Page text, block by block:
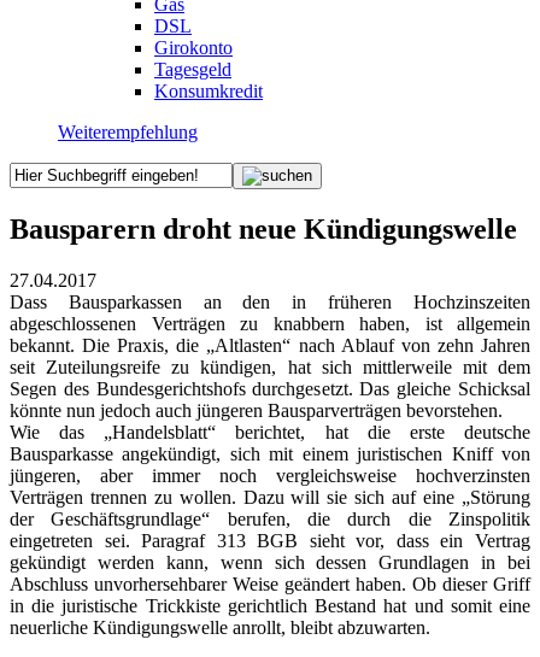
DSL
Girokonto
Tagesgeld
Konsumkredit
Weiterempfehlung
Bausparern droht neue Kündigungswelle
27.04.2017
Dass Bausparkassen an den in früheren Hochzinszeiten
abgeschlossenen Verträgen zu knabbern haben, ist allgemein
bekannt. Die Praxis, die „Altlasten“ nach Ablauf von zehn Jahren
seit Zuteilungsreife zu kündigen, hat sich mittlerweile mit dem
Segen des Bundesgerichtshofs durchgesetzt. Das gleiche Schicksal
könnte nun jedoch auch jüngeren Bausparverträgen bevorstehen.
Wie das „Handelsblatt“ berichtet, hat die erste deutsche
Bausparkasse angekündigt, sich mit einem juristischen Kniff von
jüngeren, aber immer noch vergleichsweise hochverzinsten
Verträgen trennen zu wollen. Dazu will sie sich auf eine „Störung
der Geschäftsgrundlage“ berufen, die durch die Zinspolitik
eingetreten sei. Paragraf 313 BGB sieht vor, dass ein Vertrag
gekündigt werden kann, wenn sich dessen Grundlagen in bei
Abschluss unvorhersehbarer Weise geändert haben. Ob dieser Griff
in die juristische Trickkiste gerichtlich Bestand hat und somit eine
neuerliche Kündigungswelle anrollt, bleibt abzuwarten.